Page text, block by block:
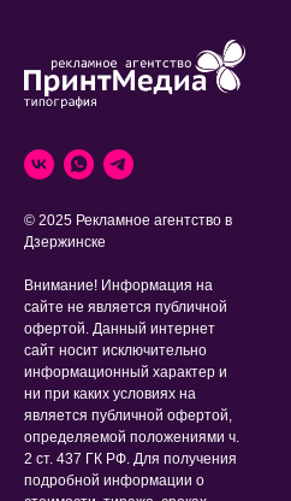
© 2025 Рекламное агентство в
Дзержинске
Внимание! Информация на
сайте не является публичной
офертой. Данный интернет
сайт носит исключительно
информационный характер и
ни при каких условиях на
является публичной офертой,
определяемой положениями ч.
2 ст. 437 ГК РФ. Для получения
подробной информации о